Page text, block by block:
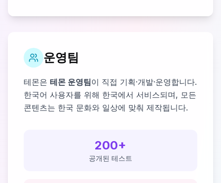
운영팀
테몬은 테몬 운영팀이 직접 기획·개발·운영합니다.
한국어 사용자를 위해 한국에서 서비스되며, 모든
콘텐츠는 한국 문화와 일상에 맞춰 제작됩니다.
200+
공개된 테스트